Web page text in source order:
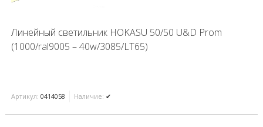
Линейный светильник HOKASU 50/50 U&D Prom
(1000/ral9005 – 40w/3085/LT65)
Артикул: 0414058 Наличие: ✔